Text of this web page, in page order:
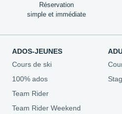
Réservation
simple et immédiate
ADOS-JEUNES
Cours de ski
100% ados
Team Rider
Team Rider Weekend